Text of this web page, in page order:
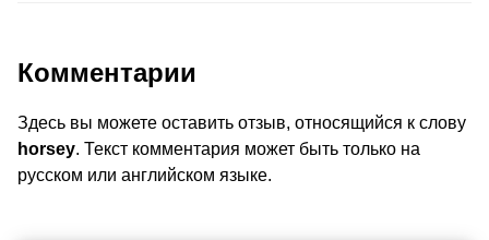
Комментарии
Здесь вы можете оставить отзыв, относящийся к слову
horsey. Текст комментария может быть только на
русском или английском языке.